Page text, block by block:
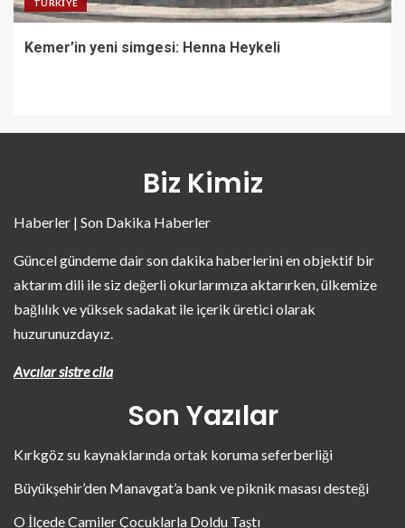
TÜRKIYE
Kemer’in yeni simgesi: Henna Heykeli
Biz Kimiz
Haberler | Son Dakika Haberler
Güncel gündeme dair son dakika haberlerini en objektif bir
aktarım dili ile siz değerli okurlarımıza aktarırken, ülkemize
bağlılık ve yüksek sadakat ile içerik üretici olarak
huzurunuzdayız.
Avcılar sistre cila
Son Yazılar
Kırkgöz su kaynaklarında ortak koruma seferberliği
Büyükşehir’den Manavgat’a bank ve piknik masası desteği
O İlçede Camiler Çocuklarla Doldu Taştı